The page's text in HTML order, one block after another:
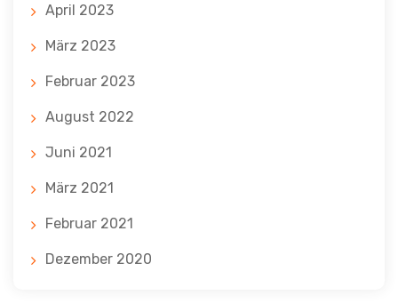
April 2023
März 2023
Februar 2023
August 2022
Juni 2021
März 2021
Februar 2021
Dezember 2020